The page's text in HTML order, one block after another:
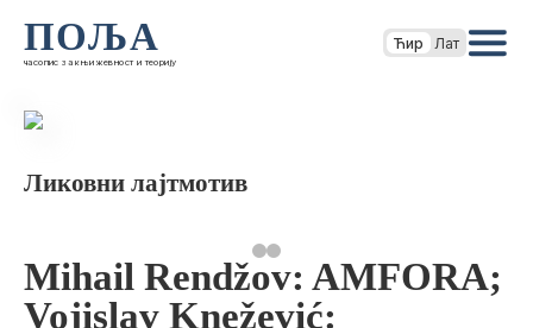
ПОЉА
часопис за књижевност и теорију
Ћир Лат
Ликовни лајтмотив
Mihail Rendžov: AMFORA;
Vojislav Knežević: